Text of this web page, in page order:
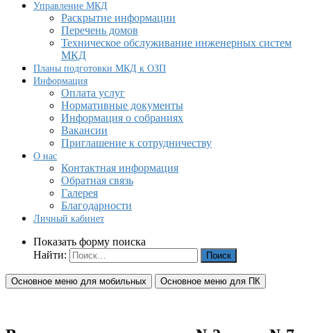
Управление МКД
Раскрытие информации
Перечень домов
Техническое обслуживание инженерных систем
МКД
Планы подготовки МКД к ОЗП
Информация
Оплата услуг
Нормативные документы
Информация о собраниях
Вакансии
Приглашение к сотрудничеству
О нас
Контактная информация
Обратная связь
Галерея
Благодарности
Личный кабинет
Показать форму поиска
Найти:
Основное меню для мобильных Основное меню для ПК